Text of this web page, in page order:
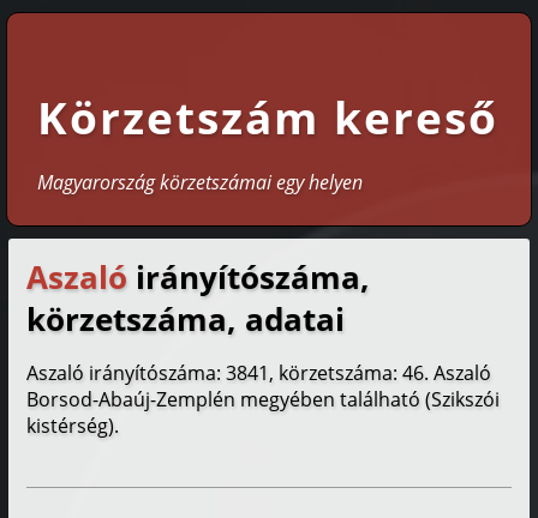
Körzetszám kereső
Magyarország körzetszámai egy helyen
Aszaló irányítószáma,
körzetszáma, adatai
Aszaló irányítószáma: 3841, körzetszáma: 46. Aszaló
Borsod-Abaúj-Zemplén megyében található (Szikszói
kistérség).